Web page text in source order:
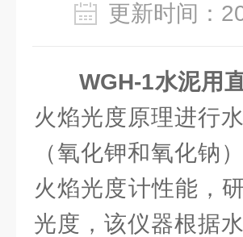
更新时间
WGH-1水泥用
火焰光度原理进行
（氧化钾和氧化钠
火焰光度计性能，
光度，该仪器根据